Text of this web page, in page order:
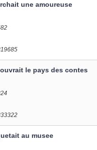
une amoureuse
le pays des contes
au musee